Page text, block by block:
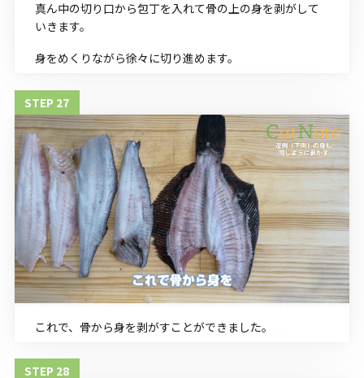
真ん中の切り口から包丁を入れて骨の上の身を剥がして
いきます。
身をめくりながら徐々に切り進めます。
これで、骨から身を剥がすことができました。